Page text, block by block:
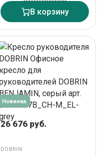
В корзину
Новинка
26 676 руб.
DOBRIN